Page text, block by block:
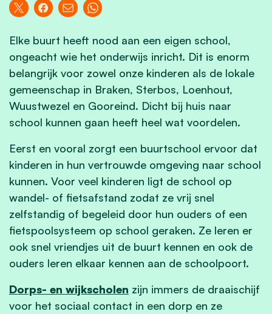
Elke buurt heeft nood aan een eigen school,
ongeacht wie het onderwijs inricht. Dit is enorm
belangrijk voor zowel onze kinderen als de lokale
gemeenschap in Braken, Sterbos, Loenhout,
Wuustwezel en Gooreind. Dicht bij huis naar
school kunnen gaan heeft heel wat voordelen.
Eerst en vooral zorgt een buurtschool ervoor dat
kinderen in hun vertrouwde omgeving naar school
kunnen. Voor veel kinderen ligt de school op
wandel- of fietsafstand zodat ze vrij snel
zelfstandig of begeleid door hun ouders of een
fietspoolsysteem op school geraken. Ze leren er
ook snel vriendjes uit de buurt kennen en ook de
ouders leren elkaar kennen aan de schoolpoort.
Dorps- en wijkscholen zijn immers de draaischijf
voor het sociaal contact in een dorp en ze